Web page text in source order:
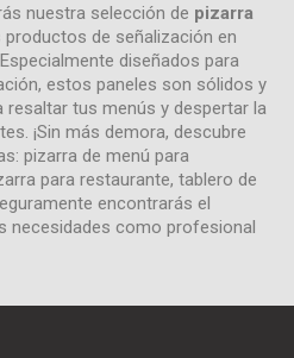
nuestra selección de pizarra
de señalización en
diseñados para
estos paneles son sólidos y
resaltar tus menús y despertar la
¡Sin más demora, descubre
pizarra de menú para
para restaurante, tablero de
encontrarás el
necesidades como profesional